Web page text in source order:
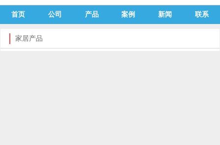
首页 公司 产品 案例 新闻 联系
家居产品